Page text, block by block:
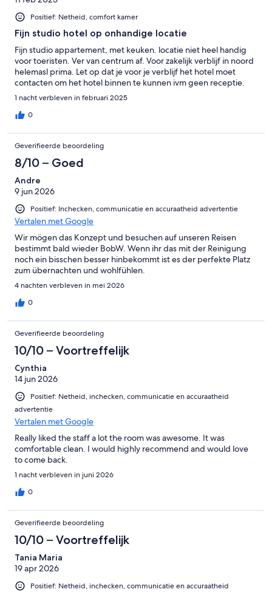
Positief: Netheid, comfort kamer
Fijn studio hotel op onhandige locatie
Fijn studio appartement, met keuken. locatie niet heel handig
voor toeristen. Ver van centrum af. Voor zakelijk verblijf in noord
helemasl prima. Let op dat je voor je verblijf het hotel moet
contacten om het hotel binnen te kunnen ivm geen receptie.
1 nacht verbleven in februari 2025
0
Geverifieerde beoordeling
8/10 – Goed
Andre
9 jun 2026
Positief: Inchecken, communicatie en accuraatheid advertentie
Vertalen met Google
Wir mögen das Konzept und besuchen auf unseren Reisen
bestimmt bald wieder BobW. Wenn ihr das mit der Reinigung
noch ein bisschen besser hinbekommt ist es der perfekte Platz
zum übernachten und wohlfühlen.
4 nachten verbleven in mei 2026
0
Geverifieerde beoordeling
10/10 – Voortreffelijk
Cynthia
14 jun 2026
Positief: Netheid, inchecken, communicatie en accuraatheid
advertentie
Vertalen met Google
Really liked the staff a lot the room was awesome. It was
comfortable clean. I would highly recommend and would love
to come back.
1 nacht verbleven in juni 2026
0
Geverifieerde beoordeling
10/10 – Voortreffelijk
Tania Maria
19 apr 2026
Positief: Netheid, inchecken, communicatie en accuraatheid